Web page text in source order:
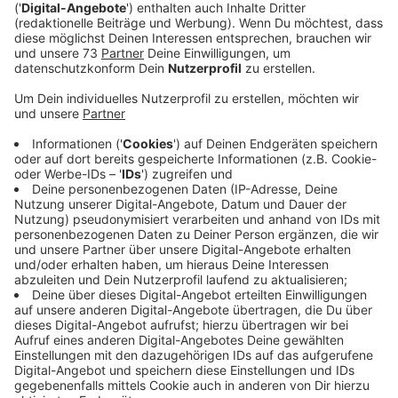
sein Handy.
Veröffentlicht: Dienstag, 18.06.2019 00:00
Anzeige
Jogi Löw ist der schönste Bundestrainer aller Zeiten
und aller Zeiten, die da noch kommen werden und noch
dreimal hin und zurück. Quasi im Alleingang hat er aus
einem rüden Haufen die "Fashion's -Eleven" geformt.
Selbstverständlich immer dabei: Sein Handy, mit dem
er in lieb gewonnener Manier per Sprachnachricht von
seinen Erlebnissen berichtet.
Eben Jogis Sprachnachricht, die Fußball-Comedy.
Anzeige